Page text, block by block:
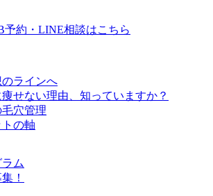
ラインへ
せない理由、知っていますか？
穴管理
の軸